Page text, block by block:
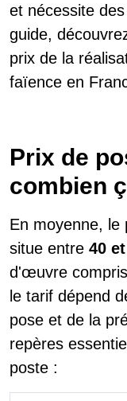
et nécessite
guide,
prix de la
faïence en
Prix de
combien
En moyenne, le
situe entre 40
d'œuvre
le tarif dépend
pose et de la
repères
poste :